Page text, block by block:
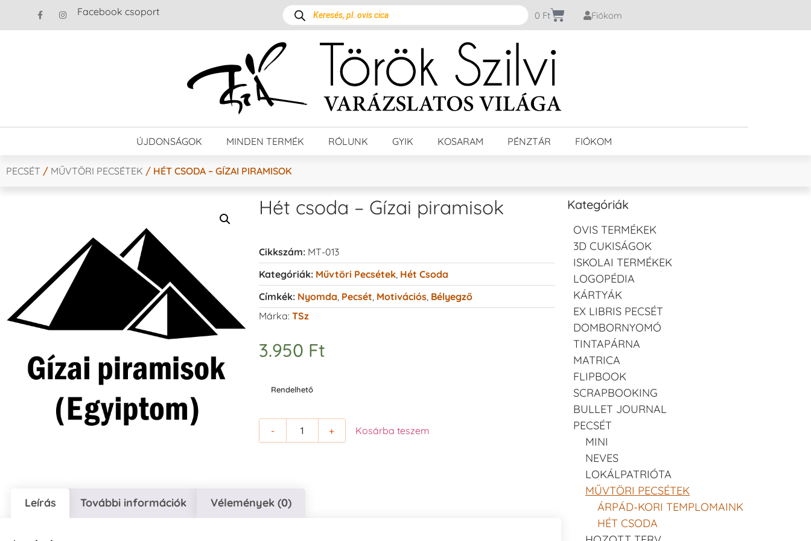
Facebook csoport 0 Ft Fiókom
ÚJDONSÁGOK MINDEN TERMÉK RÓLUNK GYIK KOSARAM PÉNZTÁR FIÓKOM
PECSÉT / MŰVTÖRI PECSÉTEK / HÉT CSODA – GÍZAI PIRAMISOK
Hét csoda – Gízai piramisok
Cikkszám: MT-013
Kategóriák: Művtöri Pecsétek, Hét Csoda
Címkék: Nyomda Pecsét Motivációs, Bélyegző
Márka: TSz
3.950 Ft
Rendelhető
- + Kosárba teszem
Leírás További információk Vélemények (0)
Kategóriák
OVIS TERMÉKEK
3D CUKISÁGOK
ISKOLAI TERMÉKEK
LOGOPÉDIA
KÁRTYÁK
EX LIBRIS PECSÉT
DOMBORNYOMÓ
TINTAPÁRNA
MATRICA
FLIPBOOK
SCRAPBOOKING
BULLET JOURNAL
PECSÉT
MINI
NEVES
LOKÁLPATRIÓTA
MŰVTÖRI PECSÉTEK
ÁRPÁD-KORI TEMPLOMAINK
HÉT CSODA